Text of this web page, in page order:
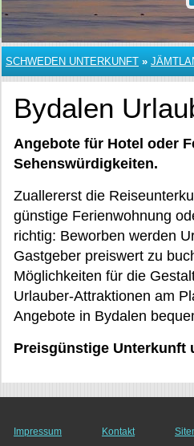
SCHWEDEN UNTERKUNFT »
Bydalen
Angebote für Hotel oder
Sehenswürdigkeiten.
Zuallererst die
günstige Ferienwohnung
richtig: Beworben werden
Gastgeber preiswert zu
Möglichkeiten für die
Urlauber-Attraktionen am
Angebote in Bydalen
Preisgünstige Unterkunft
Impressum Kontakt